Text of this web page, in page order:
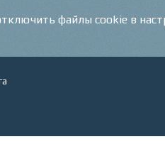
файлы cookie в